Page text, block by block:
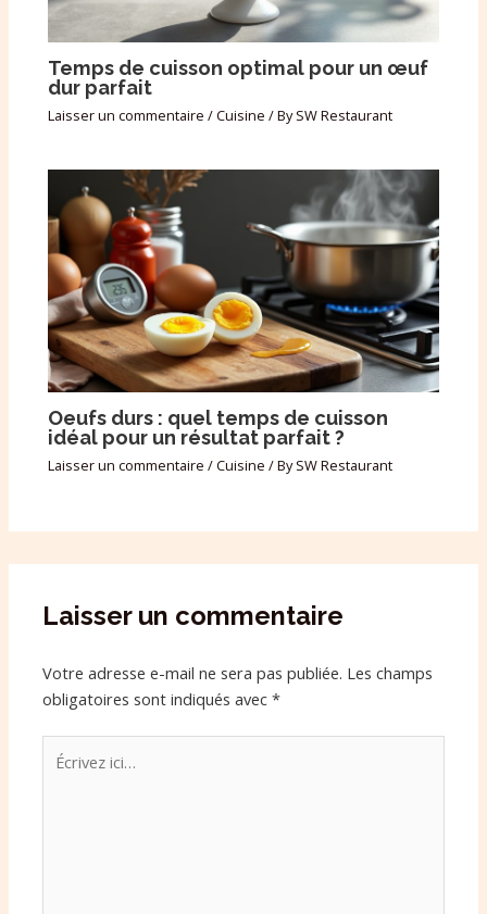
Temps de cuisson optimal pour un œuf
dur parfait
Laisser un commentaire /Cuisine / BySW Restaurant
Oeufs durs : quel temps de cuisson
idéal pour un résultat parfait ?
Laisser un commentaire /Cuisine / BySW Restaurant
Laisser un commentaire
Votre adresse e-mail ne sera pas publiée. Les champs
obligatoires sont indiqués avec*
ici…